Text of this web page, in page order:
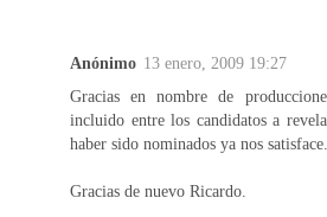
Anónimo 13 enero, 2009 19:27
Gracias en nombre de
incluido entre los candidatos a
haber sido nominados ya nos satisface.
Gracias de nuevo Ricardo.